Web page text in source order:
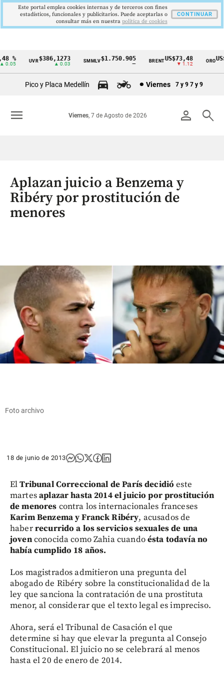
Cintillo
Colombia
% UVR$386,1273
▲ 0.03
SMMLV$1.750.905 BRENTUS$73,48
▼ 1.12
ORO
Pico y Placa Medellín Viernes 7 y 9 7 y 9
person search
Viernes, 7 de Agosto de 2026
menu
Aplazan juicio a Benzema y
Ribéry por prostitución de
menores
Foto archivo
18 de junio de 2013
ElTribunal Correccional de París decidió este
martesaplazar hasta 2014 el juicio por prostitución
de menores contra los internacionales franceses
Karim Benzema y Franck Ribéry, acusados de
haberrecurrido a los servicios sexuales de una
jovenconocida como Zahia cuandoésta todavía no
había cumplido 18 años.
Los magistrados admitieron una pregunta del
abogado de Ribéry sobre la constitucionalidad de la
ley que sanciona la contratación de una prostituta
menor, al considerar que el texto legal es impreciso.
Ahora, será el Tribunal de Casación el que
determine si hay que elevar la pregunta al Consejo
Constitucional. El juicio no se celebrará al menos
hasta el 20 de enero de 2014.
Este portal emplea cookies internas y de terceros con fines
estadísticos, funcionales y publicitarios. Puede aceptarlas o
consultar más en nuestra politica de cookies
CONTINUAR